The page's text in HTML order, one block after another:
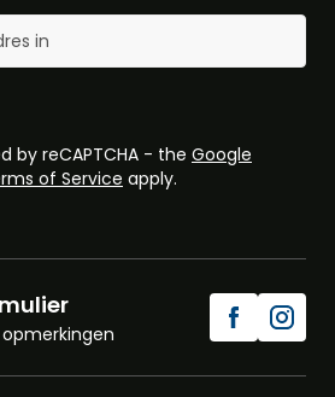
by reCAPTCHA - the Google
of Service apply.